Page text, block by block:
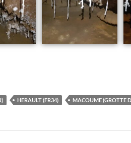
HERAULT (FR34) MACOUME (GROTTE